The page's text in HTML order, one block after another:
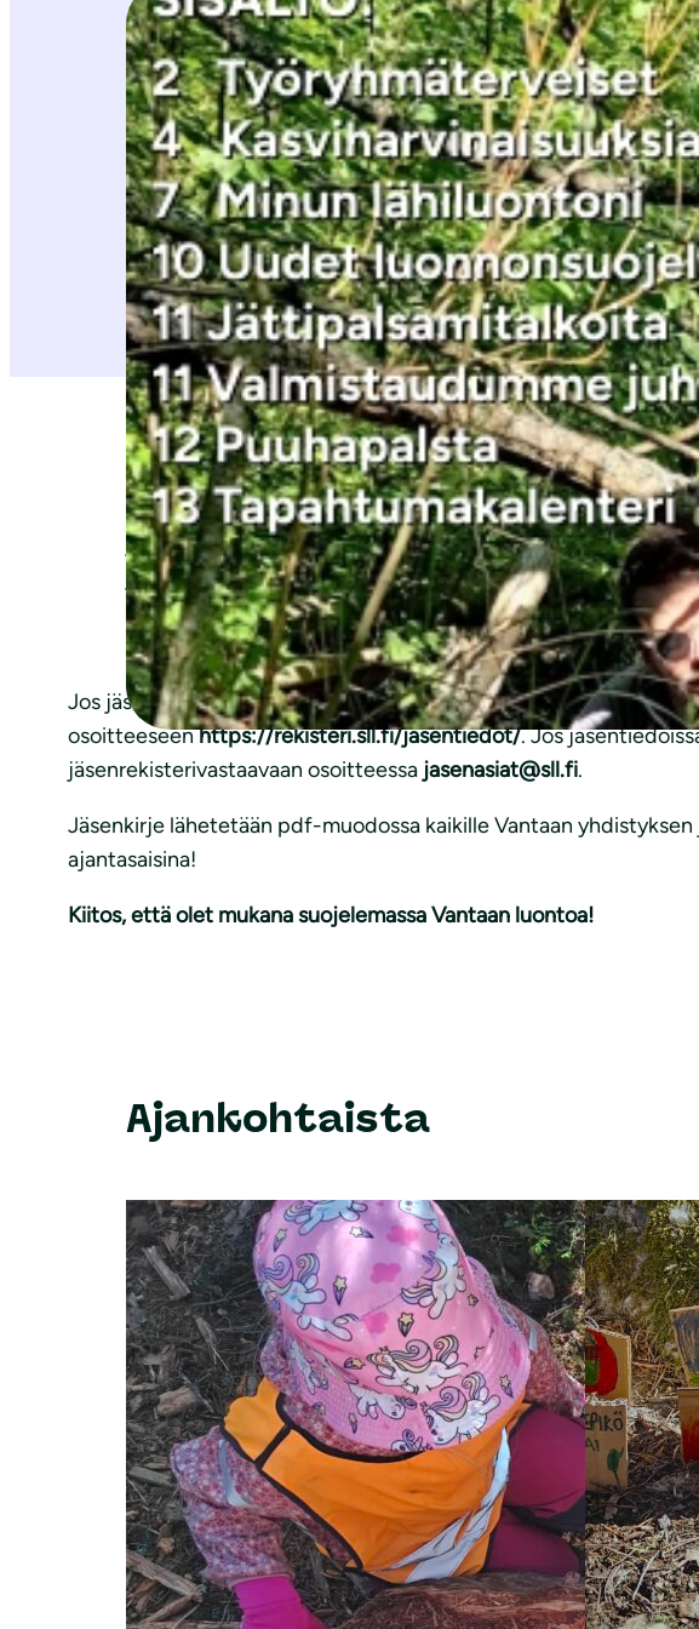
Olethan saanut jäsenkirjeen?
Olemme vahvasti kesän kynnyksellä ja myös Suomen
jutuissa tarkastellaan erityistä vantaalaista luontoa
jäsenkirjeessä esitellään toinen Vantaan uusista
esitellään Linnanmetsän luonnonsuojelualue Kivistössä.
omassa lähimetsässäsi ja saada näin lisää
Jos jäsenkirje ei ole saapunut sähköpostiisi, tarkista, että
osoitteeseenhttps://rekisteri.sll.fi/jasentiedot/. Jos
jäsenrekisterivastaavaan osoitteessa jasenasiat@sll.fi.
Jäsenkirje lähetetään pdf-muodossa kaikille Vantaan
ajantasaisina!
Kiitos, että olet mukana suojelemassa Vantaan luontoa!
Ajankohtaista